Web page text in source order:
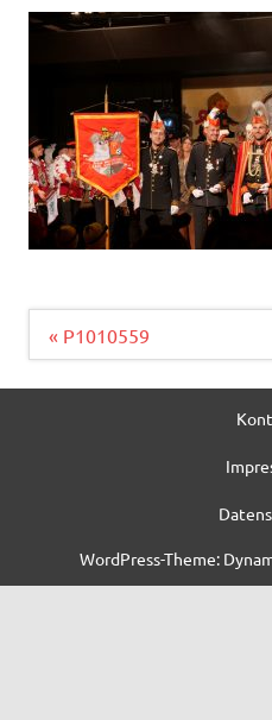
Beitragsnavigation
« P1010559
WordPress-Theme: